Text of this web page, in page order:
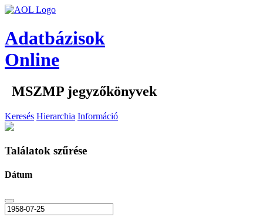
Adatbázisok
Online
MSZMP jegyzőkönyvek
Keresés Hierarchia Információ
Találatok szűrése
Dátum